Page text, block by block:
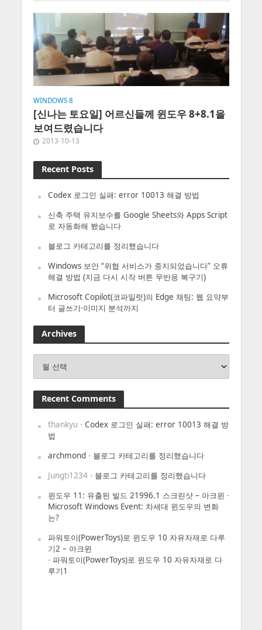
WINDOWS 8
[신나는 토요일] 어르신들께 윈도우 8+8.1을
보여드렸습니다
2013-10-13
Recent Posts
Codex 로그인 실패: error 10013 해결 방법
신축 주택 유지보수를 Google Sheets와 Apps Script
로 자동화해 봤습니다
블로그 카테고리를 정리했습니다
Windows 보안 “위협 서비스가 중지되었습니다” 오류
해결 방법 (지금 다시 시작 버튼 무반응 복구기)
Microsoft Copilot(코파일럿)의 Edge 채팅: 웹 요약부
터 글쓰기·이미지 분석까지
Archives
Recent Comments
thankyu - Codex 로그인 실패: error 10013 해결 방
법
archmond- 블로그 카테고리를 정리했습니다
Jungti1234- 블로그 카테고리를 정리했습니다
윈도우 11: 유출된 빌드 21996.1 스크린샷 – 아크윈 -
Microsoft Windows Event: 차세대 윈도우의 변화
는?
파워토이(PowerToys)로 윈도우 10 자유자재로 다루
기2 – 아크윈
- 파워토이(PowerToys)로 윈도우 10 자유자재로 다
루기1